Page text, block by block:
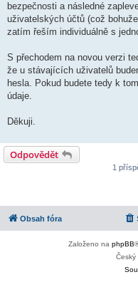
bezpečnosti a následné
uživatelských účtů (což
zatím řeším individuálně s
S přechodem na novou verzi
že u stávajících uživatelů
hesla. Pokud budete tedy k
údaje.
Děkuji.
Odpovědět
1
Obsah fóra
Založeno na phpBB
Český